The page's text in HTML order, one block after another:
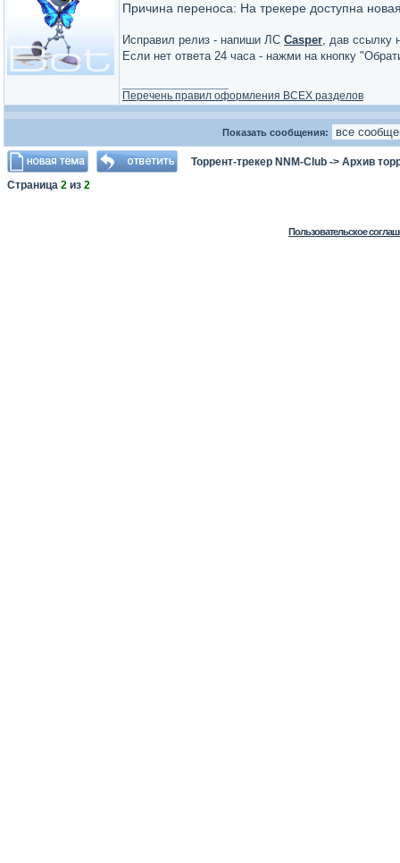
Причина переноса: На трекере доступна
Исправил релиз - напиши ЛС Casper, дав ссылку
Если нет ответа 24 часа - нажми на кнопку
Перечень правил оформления ВСЕХ разделов
Показать сообщения:
Торрент-трекер NNM-Club -> Архив
Страница 2 из 2
Пользовательское